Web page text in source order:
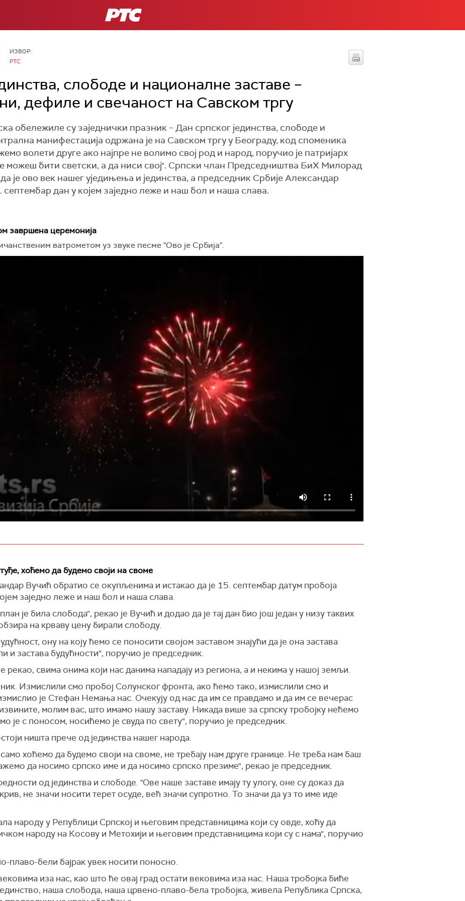
РТС
ИЗВОР:
РТС
слободе и националне заставе –
дефиле и свечаност на Савском тргу
обележиле су заједнички празник – Дан српског јединства, слободе и
манифестација одржана је на Савском тргу у Београду, код споменика
волети друге ако најпре не волимо свој род и народ, поручио је патријарх
можеш бити светски, а да ниси свој". Српски члан Председништва БиХ Милорад
је ово век нашег уједињења и јединства, а председник Србије Александар
септембар дан у којем заједно леже и наш бол и наша слава.
завршена церемонија
ватрометом уз звуке песме "Ово је Србија".
хоћемо да будемо своји на своме
Вучић обратио се окупљенима и истакао да је 15. септембар датум пробоја
заједно леже и наш бол и наша слава.
је била слобода", рекао је Вучић и додао да је тај дан био још један у низу таквих
на крваву цену бирали слободу.
ону на коју ћемо се поносити својом заставом знајући да је она застава
и застава будућности", поручио је председник.
рекао, свима онима који нас данима нападају из региона, а и некима у нашој земљи.
Измислили смо пробој Солунског фронта, ако ћемо тако, измислили смо и
је Стефан Немања нас. Очекују од нас да им се правдамо и да им се вечерас
молим вас, што имамо нашу заставу. Никада више за српску тробојку нећемо
је с поносом, носићемо је свуда по свету", поручио је председник.
ништа прече од јединства нашег народа.
хоћемо да будемо своји на своме, не требају нам друге границе. Не треба нам баш
да носимо српско име и да носимо српско презиме", рекао је председник.
од јединства и слободе. "Ове наше заставе имају ту улогу, оне су доказ да
не значи носити терет осуде, већ значи супротно. То значи да уз то име иде
народу у Републици Српској и његовим представницима који су овде, хоћу да
народу на Косову и Метохији и његовим представницима који су с нама", поручио
плаво-бели бајрак увек носити поносно.
иза нас, као што ће овај град остати вековима иза нас. Наша тробојка биће
наша слобода, наша црвено-плаво-бела тробојка, живела Република Српска,